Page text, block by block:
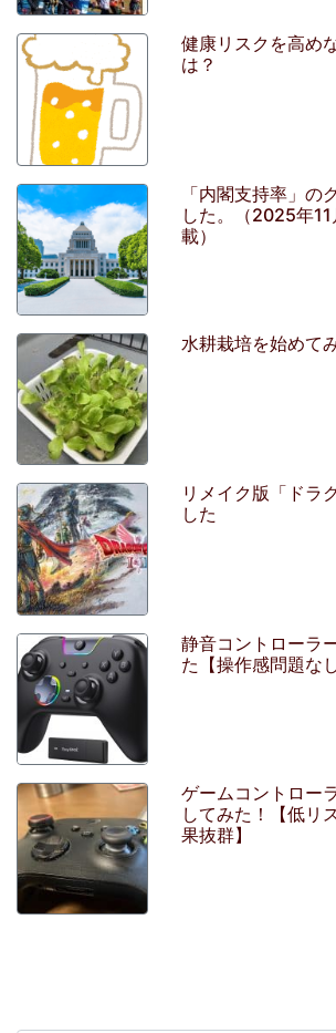
健康リスクを高め
は？
「内閣支持率」の
した。（2025年
載）
水耕栽培を始めて
リメイク版「ドラ
した
静音コントローラ
た【操作感問題なし
ゲームコントロー
してみた！【低リ
果抜群】